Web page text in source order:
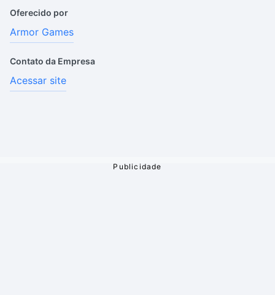
Oferecido por
Armor Games
Contato da Empresa
Acessar site